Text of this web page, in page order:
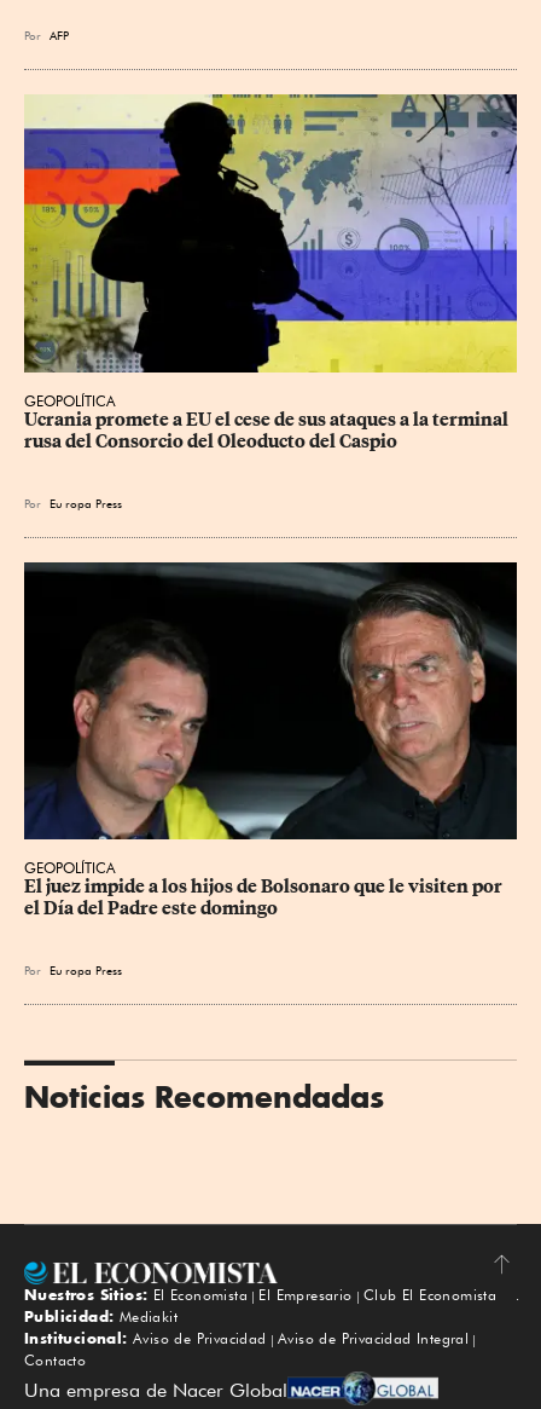
Por AFP
GEOPOLÍTICA
Ucrania promete a EU el cese de sus ataques a la terminal
rusa del Consorcio del Oleoducto del Caspio
Por Eu ropa Press
GEOPOLÍTICA
El juez impide a los hijos de Bolsonaro que le visiten por
el Día del Padre este domingo
Por Eu ropa Press
Noticias Recomendadas
Subir
Nuestros Sitios: El Economista El Empresario
Club El Economista
Publicidad: Mediakit
Institucional: Aviso de Privacidad
Aviso de Privacidad Integral
Contacto
Una empresa de Nacer Global